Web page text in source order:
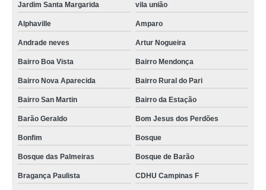
Jardim Santa Margarida vila união
Alphaville Amparo
Andrade neves Artur Nogueira
Bairro Boa Vista Bairro Mendonça
Bairro Nova Aparecida Bairro Rural do Pari
Bairro San Martin Bairro da Estação
Barão Geraldo Bom Jesus dos Perdões
Bonfim Bosque
Bosque das Palmeiras Bosque de Barão
Bragança Paulista CDHU Campinas F